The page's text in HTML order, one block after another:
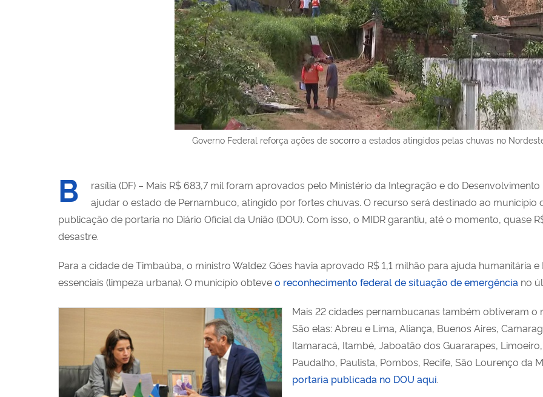
Governo Federal reforça ações de socorro a estados atingidos pelas chuvas no
B
rasília (DF) – Mais R$ 683,7 mil foram aprovados pelo Ministério da Integração e do Desenvolvimento
ajudar o estado de Pernambuco, atingido por fortes chuvas. O recurso será destinado ao município
publicação de portaria no Diário Oficial da União (DOU). Com isso, o MIDR garantiu, até o momento, quase
desastre.
Para a cidade de Timbaúba, o ministro Waldez Góes havia aprovado R$ 1,1 milhão para ajuda humanitária
essenciais (limpeza urbana). O município obteveo reconhecimento federal de situação de emergência no
Mais 22 cidades pernambucanas também obtiveram o
São elas: Abreu e Lima, Aliança, Buenos Aires,
Itamaracá, Itambé, Jaboatão dos Guararapes,
Paudalho, Paulista, Pombos, Recife, São Lourenço da
portaria publicada no DOU aqui.